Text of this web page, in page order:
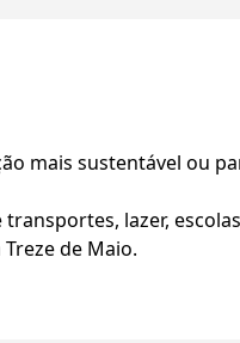
mais sustentável ou
lazer,
de Maio.